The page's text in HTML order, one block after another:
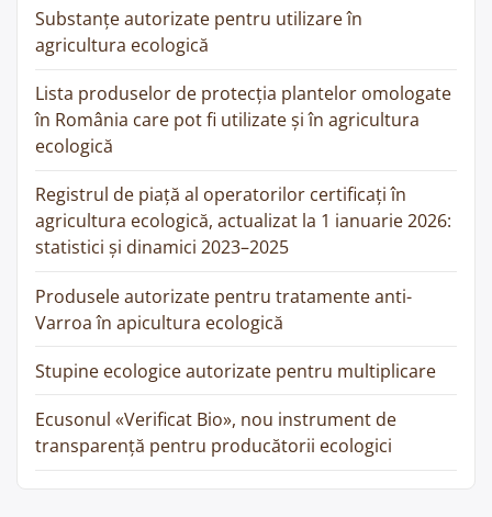
Substanțe autorizate pentru utilizare în
agricultura ecologică
Lista produselor de protecția plantelor omologate
în România care pot fi utilizate și în agricultura
ecologică
Registrul de piață al operatorilor certificați în
agricultura ecologică, actualizat la 1 ianuarie 2026:
statistici și dinamici 2023–2025
Produsele autorizate pentru tratamente anti-
Varroa în apicultura ecologică
Stupine ecologice autorizate pentru multiplicare
Ecusonul «Verificat Bio», nou instrument de
transparență pentru producătorii ecologici